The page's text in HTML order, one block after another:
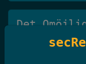
Det
Knäck Koden